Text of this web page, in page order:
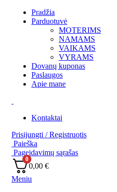
Pradžia
Parduotuvė
MOTERIMS
NAMAMS
VAIKAMS
VYRAMS
Dovanų kuponas
Paslaugos
Apie mane
Kontaktai
Prisijungti / Registruotis
Paieška
Pageidavimų sąrašas
0
0,00 €
Meniu